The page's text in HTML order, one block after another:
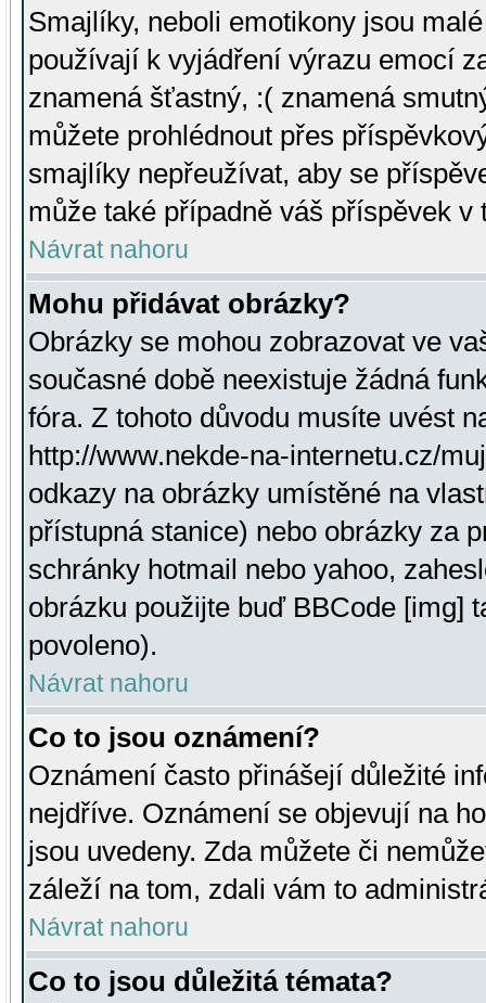
Smajlíky, neboli emotikony jsou
používají k vyjádření výrazu emocí
znamená šťastný, :( znamená
můžete prohlédnout přes
smajlíky nepřeužívat, aby se
může také případně váš příspěvek v
Návrat nahoru
Mohu přidávat obrázky?
Obrázky se mohou zobrazovat ve
současné době neexistuje žádná
fóra. Z tohoto důvodu musíte uvést
http://www.nekde-na-internetu.cz/
odkazy na obrázky umístěné na
přístupná stanice) nebo obrázky za
schránky hotmail nebo yahoo,
obrázku použijte buď BBCode [img]
povoleno).
Návrat nahoru
Co to jsou oznámení?
Oznámení často přinášejí důležité
nejdříve. Oznámení se objevují na
jsou uvedeny. Zda můžete či
záleží na tom, zdali vám to
Návrat nahoru
Co to jsou důležitá témata?